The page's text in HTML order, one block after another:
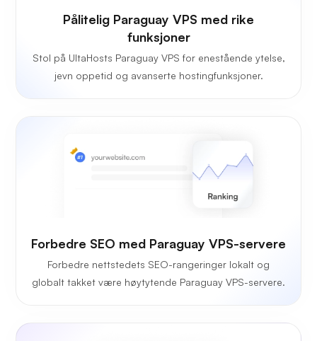
Pålitelig Paraguay VPS med rike
funksjoner
Stol på UltaHosts Paraguay VPS for enestående ytelse,
jevn oppetid og avanserte hostingfunksjoner.
Forbedre SEO med Paraguay VPS-servere
Forbedre nettstedets SEO-rangeringer lokalt og
globalt takket være høytytende Paraguay VPS-servere.